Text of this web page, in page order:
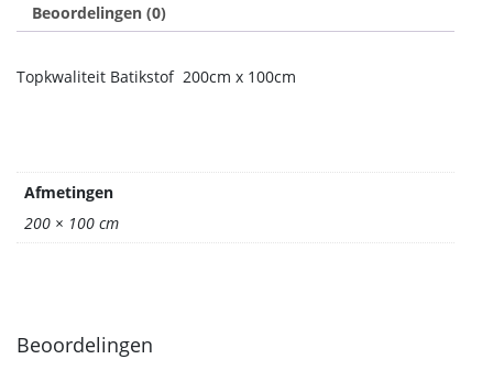
Beoordelingen (0)
Topkwaliteit Batikstof 200cm x 100cm
Afmetingen
200 × 100 cm
Beoordelingen